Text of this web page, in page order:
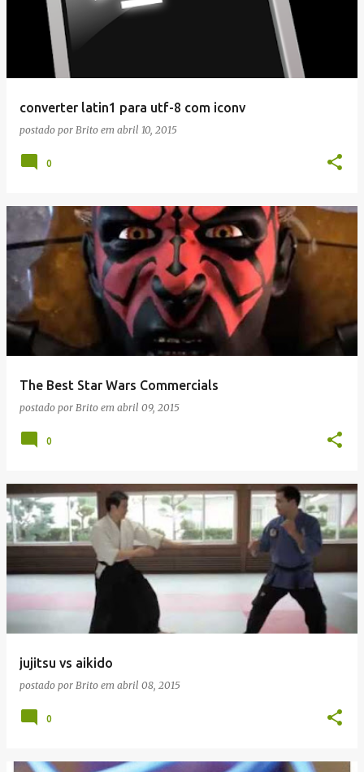
converter latin1 para utf-8 com iconv
postado por Brito em abril 10, 2015
0
The Best Star Wars Commercials
postado por Brito em abril 09, 2015
0
jujitsu vs aikido
postado por Brito em abril 08, 2015
0